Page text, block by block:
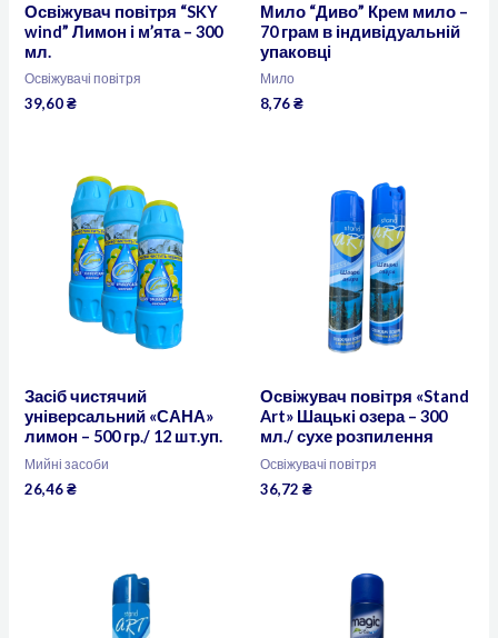
Освіжувач повітря “SKY
wind” Лимон і м’ята – 300
мл.
Освіжувачі повітря
39,60₴
Мило “Диво” Крем мило –
70 грам в індивідуальній
упаковці
Мило
8,76₴
Засіб чистячий
універсальний «САНА»
лимон – 500 гр./ 12 шт.уп.
Мийні засоби
26,46₴
Освіжувач повітря «Stand
Art» Шацькі озера – 300
мл./ сухе розпилення
Освіжувачі повітря
36,72 ₴